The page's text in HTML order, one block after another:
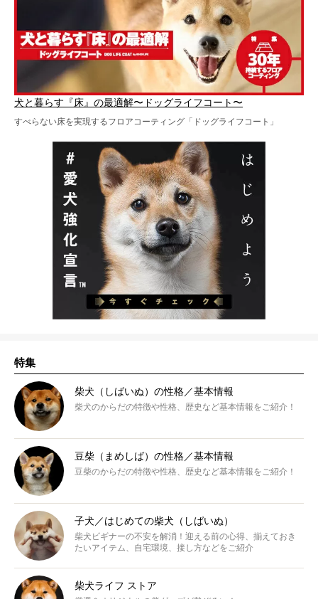
犬と暮らす『床』の最適解〜ドッグライフコート〜
すべらない床を実現するフロアコーティング「ドッグライフコート」
特集
柴犬（しばいぬ）の性格／基本情報
柴犬のからだの特徴や性格、歴史など基本情報をご紹介！
豆柴（まめしば）の性格／基本情報
豆柴のからだの特徴や性格、歴史など基本情報をご紹介！
子犬／はじめての柴犬（しばいぬ）
柴犬ビギナーの不安を解消！迎える前の心得、揃えておき
たいアイテム、自宅環境、接し方などをご紹介
柴犬ライフ ストア